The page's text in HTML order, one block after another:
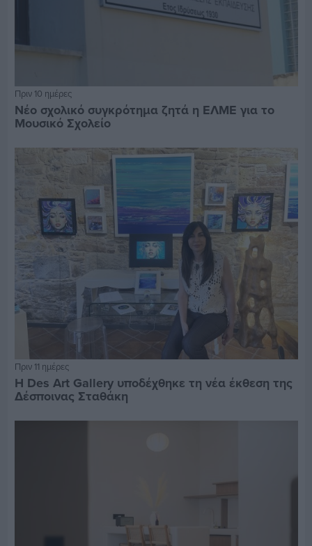
Πριν 10 ημέρες
Νέο σχολικό συγκρότημα ζητά η ΕΛΜΕ για το
Μουσικό Σχολείο
Πριν 11 ημέρες
Η Des Art Gallery υποδέχθηκε τη νέα έκθεση της
Δέσποινας Σταθάκη